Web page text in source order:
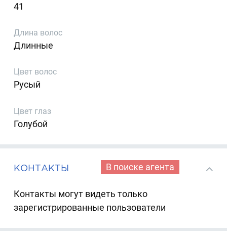
41
Длина волос
Длинные
Цвет волос
Русый
Цвет глаз
Голубой
КОНТАКТЫ В поиске агента
Контакты могут видеть только
зарегистрированные пользователи